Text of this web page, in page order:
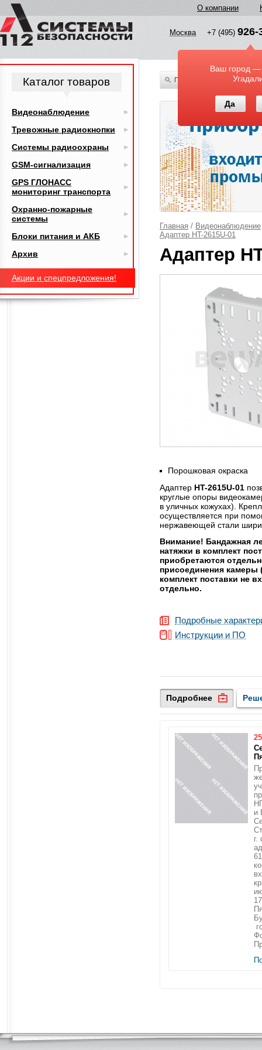
О компании
Москва +7 (495) 926-
Ваш город —
Да
По всему каталогу
Главная / Видеонаблюдение
Адаптер HT-2615U-01
Адаптер
Порошковая окраска
Адаптер HT-2615U-01
круглые опоры
в уличных кожухах).
осуществляется при
нержавеющей стали
Внимание! Бандажная
натяжки в комплект
приобретаются
присоединения камеры
комплект поставки не
отдельно.
Подробные
Инструкции и ПО
Подробнее
и
г.
Каталог товаров
Видеонаблюдение
Тревожные радиокнопки
Системы радиоохраны
GSM-сигнализация
GPS ГЛОНАСС
мониторинг транспорта
Охранно-пожарные
системы
Блоки питания и АКБ
Архив
Акции и спецпредложения!